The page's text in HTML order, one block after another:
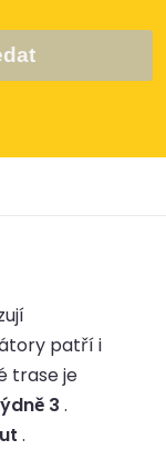
patří i
trase je
3 .
.